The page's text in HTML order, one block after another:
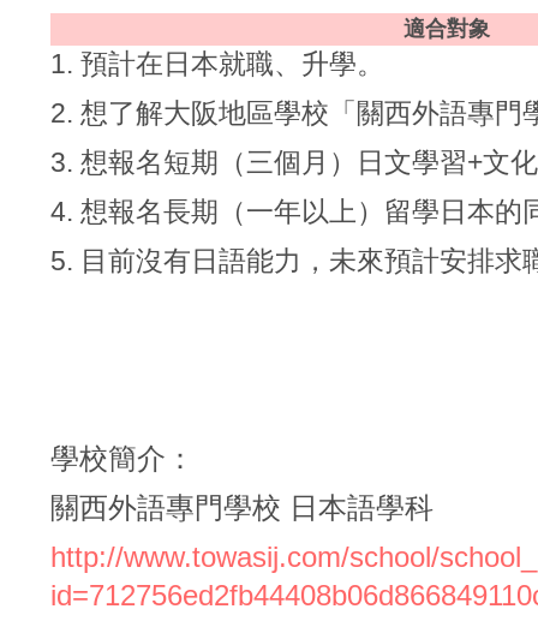
適合對象
1. 預計在日本就職、升學。
2. 想了解大阪地區學校「關西外語專門
3. 想報名短期（三個月）日文學習+文
4. 想報名長期（一年以上）留學日本的
5. 目前沒有日語能力，未來預計安排求
學校簡介：
關西外語專門學校 日本語學科
http://www.towasij.com/school/